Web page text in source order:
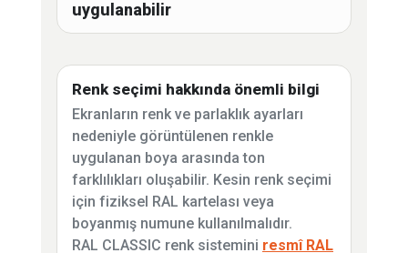
uygulanabilir
Renk seçimi hakkında önemli bilgi
Ekranların renk ve parlaklık ayarları
nedeniyle görüntülenen renkle
uygulanan boya arasında ton
farklılıkları oluşabilir. Kesin renk seçimi
için fiziksel RAL kartelası veya
boyanmış numune kullanılmalıdır.
RAL CLASSIC renk sistemini resmî RAL